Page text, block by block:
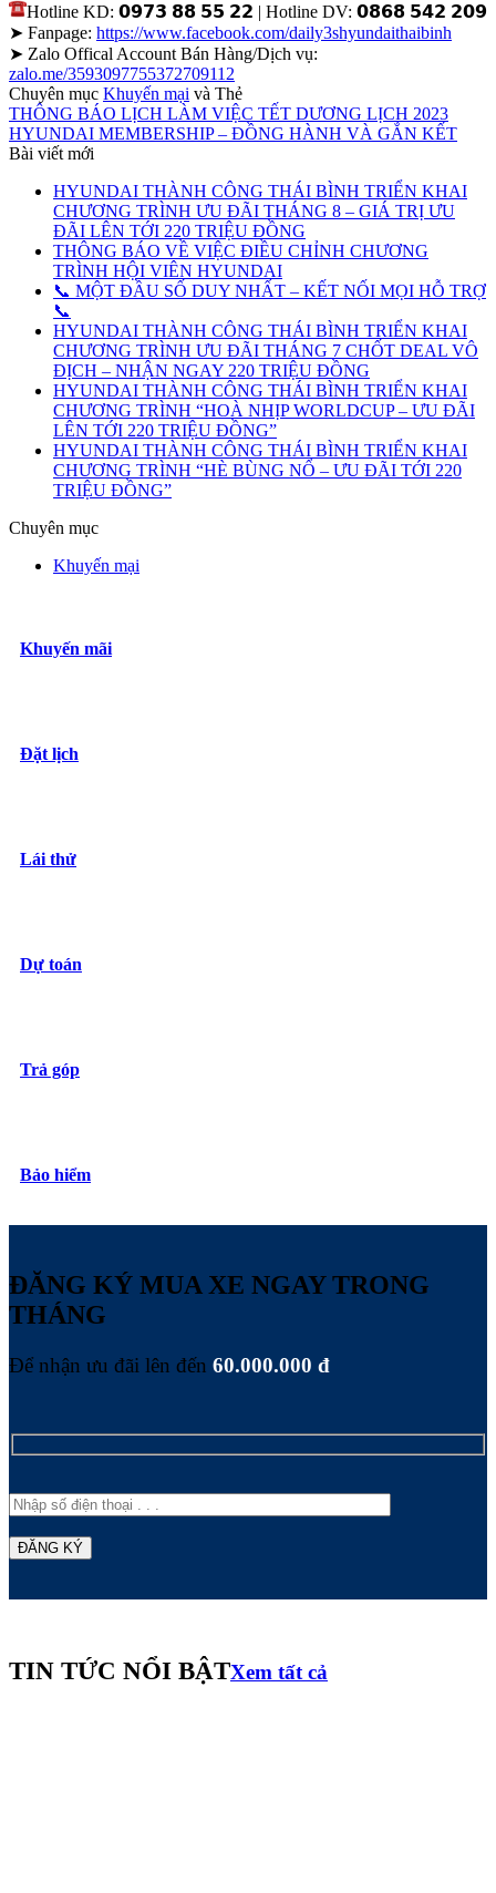
Hotline KD: 𝟬𝟵𝟳𝟯 𝟴𝟴 𝟱𝟱 𝟮𝟮 | Hotline DV: 𝟬𝟴𝟲𝟴 𝟱𝟰𝟮 𝟮𝟬𝟵
➤ Fanpage: https://www.facebook.com/daily3shyundaithaibinh
➤ Zalo Offical Account Bán Hàng/Dịch vụ:
zalo.me/3593097755372709112
Chuyên mục Khuyến mại và Thẻ
THÔNG BÁO LỊCH LÀM VIỆC TẾT DƯƠNG LỊCH 2023
HYUNDAI MEMBERSHIP – ĐỒNG HÀNH VÀ GẮN KẾT
Bài viết mới
HYUNDAI THÀNH CÔNG THÁI BÌNH TRIỂN KHAI
CHƯƠNG TRÌNH ƯU ĐÃI THÁNG 8 – GIÁ TRỊ ƯU
ĐÃI LÊN TỚI 220 TRIỆU ĐỒNG
THÔNG BÁO VỀ VIỆC ĐIỀU CHỈNH CHƯƠNG
TRÌNH HỘI VIÊN HYUNDAI
📞 MỘT ĐẦU SỐ DUY NHẤT – KẾT NỐI MỌI HỖ TRỢ
📞
HYUNDAI THÀNH CÔNG THÁI BÌNH TRIỂN KHAI
CHƯƠNG TRÌNH ƯU ĐÃI THÁNG 7 CHỐT DEAL VÔ
ĐỊCH – NHẬN NGAY 220 TRIỆU ĐỒNG
HYUNDAI THÀNH CÔNG THÁI BÌNH TRIỂN KHAI
CHƯƠNG TRÌNH “HOÀ NHỊP WORLDCUP – ƯU ĐÃI
LÊN TỚI 220 TRIỆU ĐỒNG”
HYUNDAI THÀNH CÔNG THÁI BÌNH TRIỂN KHAI
CHƯƠNG TRÌNH “HÈ BÙNG NỔ – ƯU ĐÃI TỚI 220
TRIỆU ĐỒNG”
Chuyên mục
Khuyến mại
Khuyến mãi
Đặt lịch
Lái thử
Dự toán
Trả góp
Bảo hiểm
ĐĂNG KÝ MUA XE NGAY TRONG
THÁNG
Để nhận ưu đãi lên đến 60.000.000 đ
TIN TỨC NỔI BẬTXem tất cả